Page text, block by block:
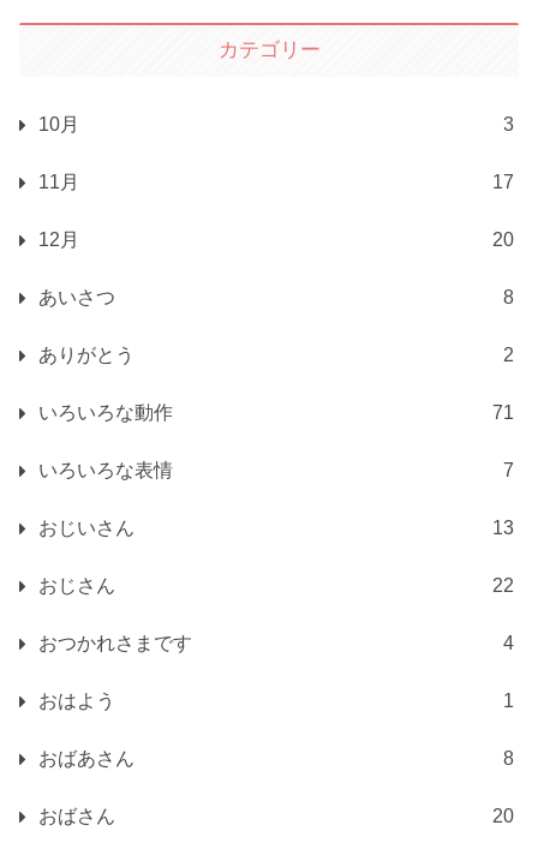
カテゴリー
10月 3
11月 17
12月 20
あいさつ 8
ありがとう 2
いろいろな動作 71
いろいろな表情 7
おじいさん 13
おじさん 22
おつかれさまです 4
おはよう 1
おばあさん 8
おばさん 20